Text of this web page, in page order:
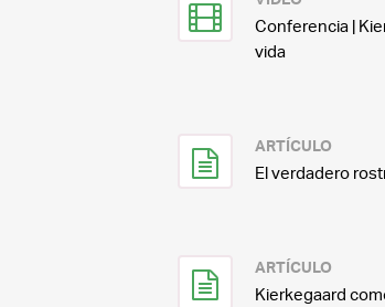
Conferencia |
vida
ARTÍCULO
El verdadero
ARTÍCULO
Kierkegaard